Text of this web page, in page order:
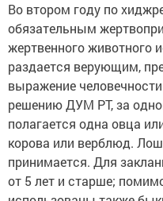
Во втором году по
обязательным
жертвенного животного
раздается верующим,
выражение
решению ДУМ РТ, за
полагается одна овца
корова или верблюд.
принимается. Для
от 5 лет и старше;